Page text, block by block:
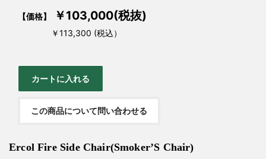
【価格】 ￥103,000(税抜)
￥113,300 (税込）
この商品について問い合わせる
Ercol Fire Side Chair(Smoker’S Chair)